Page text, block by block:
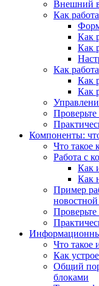
Внешний
Как
Как
Как
Как
Как
Как
Проверьте
Компоненты:
Что такое
Работа с
Как
Как
Пример
новостной
Проверьте
Что такое
Как
Общий
блоками